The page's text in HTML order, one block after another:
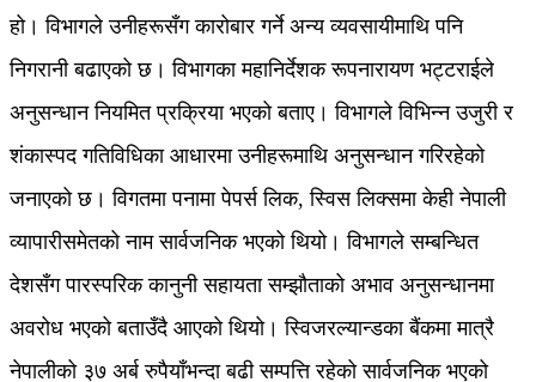
हो। विभागले उनीहरूसँग कारोबार गर्ने अन्य व्यवसायीमाथि पनि
निगरानी बढाएको छ। विभागका महानिर्देशक रूपनारायण भट्टराईले
अनुसन्धान नियमित प्रक्रिया भएको बताए। विभागले विभिन्न उजुरी र
शंकास्पद गतिविधिका आधारमा उनीहरूमाथि अनुसन्धान गरिरहेको
जनाएको छ। विगतमा पनामा पेपर्स लिक, स्विस लिक्समा केही नेपाली
व्यापारीसमेतको नाम सार्वजनिक भएको थियो। विभागले सम्बन्धित
देशसँग पारस्परिक कानुनी सहायता सम्झौताको अभाव अनुसन्धानमा
अवरोध भएको बताउँदै आएको थियो। स्विजरल्यान्डका बैंकमा मात्रै
नेपालीको ३७ अर्ब रुपैयाँभन्दा बढी सम्पत्ति रहेको सार्वजनिक भएको